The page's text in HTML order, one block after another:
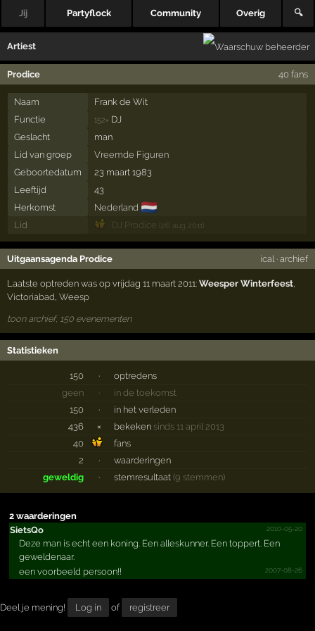
Jij Partyflock Community Overig 🔍
Artiest
Prodice 40 fans
Naam
Frank de Wit
Functie
152× DJ
Geslacht
man
Lid van groep
Vreemde Figuren
Geboortedatum
23 maart 1983
Leeftijd
43
Herkomst
Nederland 🇳🇱
Lid DJ Prodice (26 aug 2011)
Uitgaansagenda Prodice ical· archief
Laatste optreden was op vrijdag 11 maart 2011:Weesper Winterfeest
Victoriabad ,Weesp
toon archief, 150 evenementen
Statistieken
150 ·
optredens
geen
·
in de toekomst
150
·
in het verleden
436
× bekeken sinds 11 april 2013
40
fans
2
·
waarderingen
geweldig
· stemresultaat (9 stemmen)
2 waarderingen
SietsQo
2010-05-20
Deze man is echt een koning. Een alleskunner. Een toppert. Een
geweldenaar.
2007-08-26
een voorbeeld persoon!!
Deel je mening! Log in of registreer